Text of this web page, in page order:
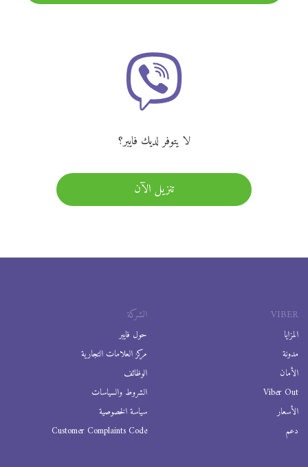
لا يتوفر لديك فايبر؟
تنزيل الآن
VIBER
المزايا
مدونة
الأمان
Viber Out
الأسعار
دعم
الشركة
حول فايبر
مركز العلامات التجارية
الوظائف
الشروط والسياسات
سياسة الخصوصية
Customer Complaints Code